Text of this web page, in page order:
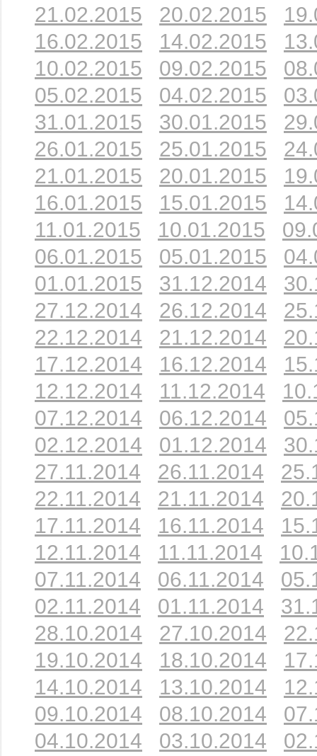
21.02.2015
20.02.2015
16.02.2015
14.02.2015
10.02.2015
09.02.2015
05.02.2015
04.02.2015
31.01.2015
30.01.2015
26.01.2015
25.01.2015
21.01.2015
20.01.2015
16.01.2015
15.01.2015
11.01.2015
10.01.2015
06.01.2015
05.01.2015
01.01.2015
31.12.2014
27.12.2014
26.12.2014
22.12.2014
21.12.2014
17.12.2014
16.12.2014
12.12.2014
11.12.2014
07.12.2014
06.12.2014
02.12.2014
01.12.2014
27.11.2014
26.11.2014
22.11.2014
21.11.2014
17.11.2014
16.11.2014
12.11.2014
11.11.2014
07.11.2014
06.11.2014
02.11.2014
01.11.2014
28.10.2014
27.10.2014
19.10.2014
18.10.2014
14.10.2014
13.10.2014
09.10.2014
08.10.2014
04.10.2014
03.10.2014